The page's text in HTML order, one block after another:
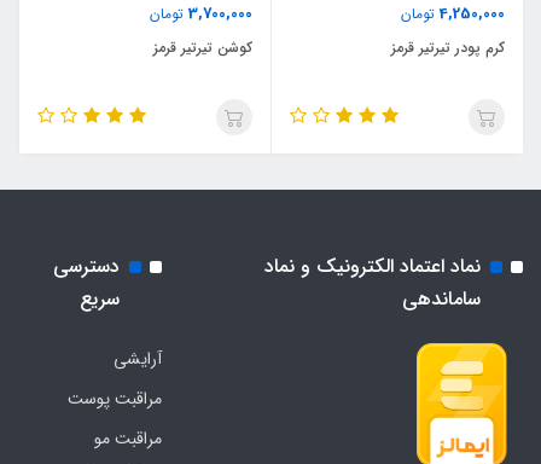
4,250,000تومان
کرم پودر تیرتیر قرمز
3,700,000 تومان
کوشن تیرتیر قرمز
نماد اعتماد الکترونیک و نماد
ساماندهی
دسترسی
سریع
آرایشی
مراقبت پوست
مراقبت مو